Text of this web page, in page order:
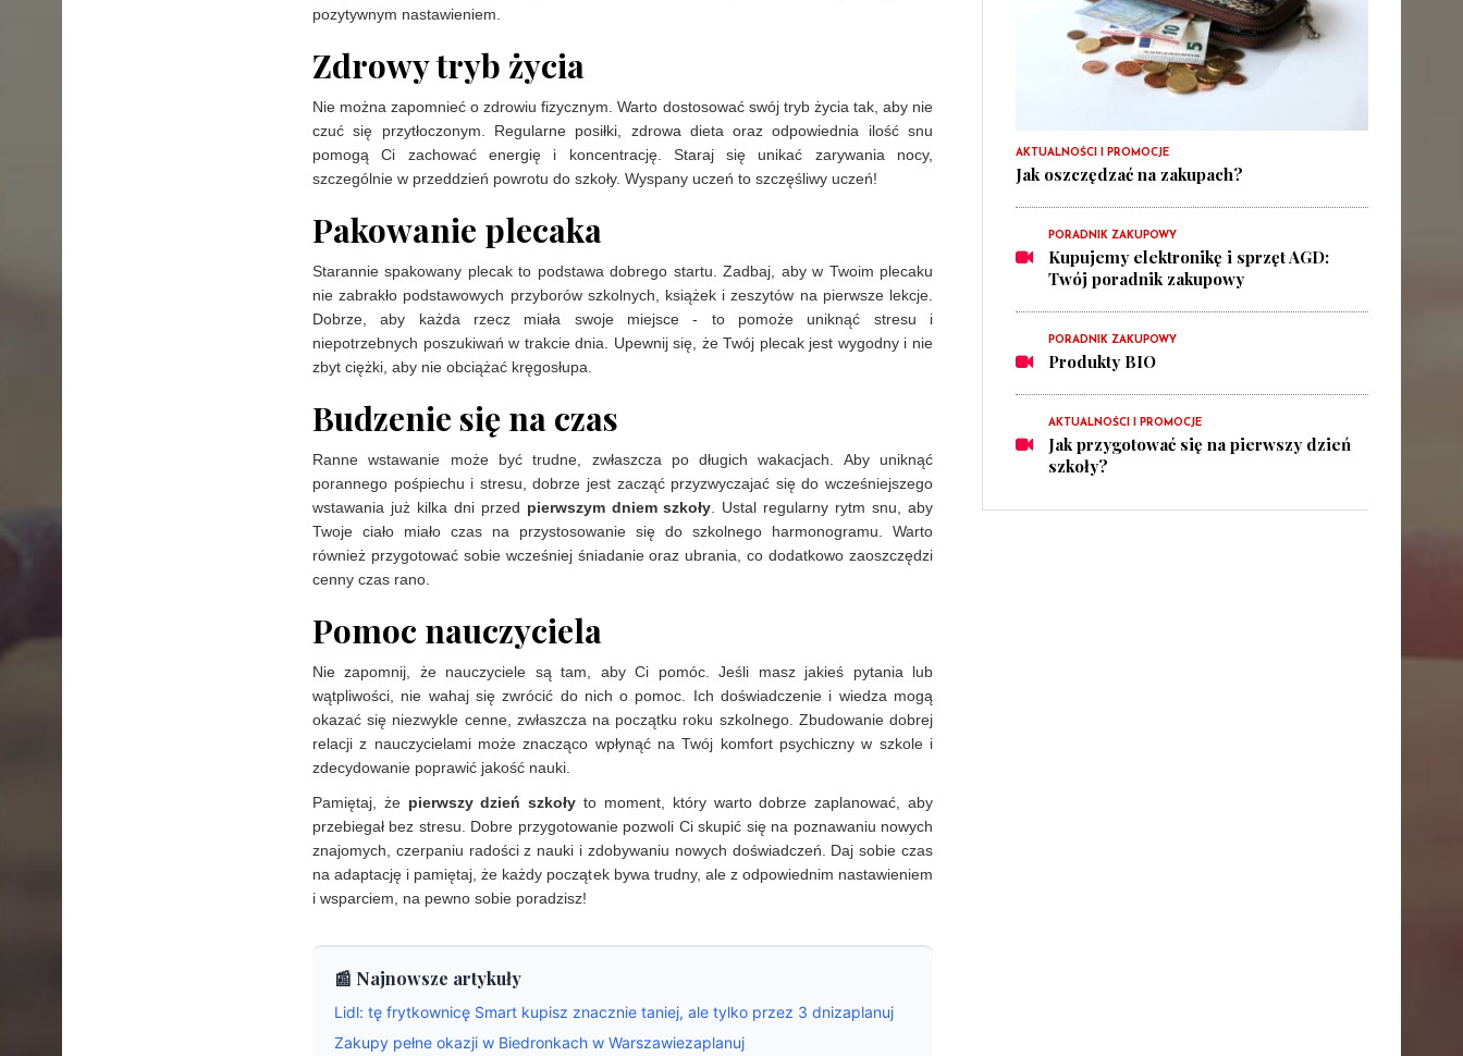
pozytywnym nastawieniem.
Zdrowy tryb życia
Nie można zapomnieć o zdrowiu fizycznym. Warto dostosować swój tryb życia tak, aby nie
czuć się przytłoczonym. Regularne posiłki, zdrowa dieta oraz odpowiednia ilość snu
pomogą Ci zachować energię i koncentrację. Staraj się unikać zarywania nocy,
szczególnie w przeddzień powrotu do szkoły. Wyspany uczeń to szczęśliwy uczeń!
Pakowanie plecaka
Starannie spakowany plecak to podstawa dobrego startu. Zadbaj, aby w Twoim plecaku
nie zabrakło podstawowych przyborów szkolnych, książek i zeszytów na pierwsze lekcje.
Dobrze, aby każda rzecz miała swoje miejsce - to pomoże uniknąć stresu i
niepotrzebnych poszukiwań w trakcie dnia. Upewnij się, że Twój plecak jest wygodny i nie
zbyt ciężki, aby nie obciążać kręgosłupa.
Budzenie się na czas
Ranne wstawanie może być trudne, zwłaszcza po długich wakacjach. Aby uniknąć
porannego pośpiechu i stresu, dobrze jest zacząć przyzwyczajać się do wcześniejszego
wstawania już kilka dni przed pierwszym dniem szkoły . Ustal regularny rytm snu, aby
Twoje ciało miało czas na przystosowanie się do szkolnego harmonogramu. Warto
również przygotować sobie wcześniej śniadanie oraz ubrania, co dodatkowo zaoszczędzi
cenny czas rano.
Pomoc nauczyciela
Nie zapomnij, że nauczyciele są tam, aby Ci pomóc. Jeśli masz jakieś pytania lub
wątpliwości, nie wahaj się zwrócić do nich o pomoc. Ich doświadczenie i wiedza mogą
okazać się niezwykle cenne, zwłaszcza na początku roku szkolnego. Zbudowanie dobrej
relacji z nauczycielami może znacząco wpłynąć na Twój komfort psychiczny w szkole i
zdecydowanie poprawić jakość nauki.
Pamiętaj, że pierwszy dzień szkoły to moment, który warto dobrze zaplanować, aby
przebiegał bez stresu. Dobre przygotowanie pozwoli Ci skupić się na poznawaniu nowych
znajomych, czerpaniu radości z nauki i zdobywaniu nowych doświadczeń. Daj sobie czas
na adaptację i pamiętaj, że każdy początek bywa trudny, ale z odpowiednim nastawieniem
i wsparciem, na pewno sobie poradzisz!
📰 Najnowsze artykuły
Lidl: tę frytkownicę Smart kupisz znacznie taniej, ale tylko przez 3 dnizaplanuj
Zakupy pełne okazji w Biedronkach w Warszawiezaplanuj
AKTUALNOŚCI I PROMOCJE
Jak oszczędzać na zakupach?
PORADNIK ZAKUPOWY
Kupujemy elektronikę i sprzęt AGD:
Twój poradnik zakupowy
PORADNIK ZAKUPOWY
Produkty BIO
AKTUALNOŚCI I PROMOCJE
Jak przygotować się na pierwszy dzień
szkoły?